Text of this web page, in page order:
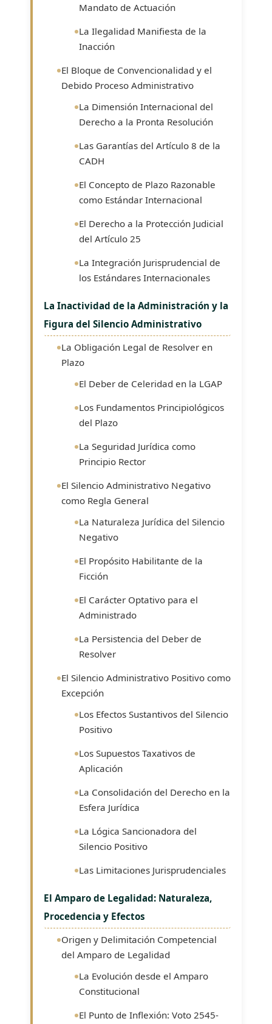
Mandato de Actuación
La Ilegalidad Manifiesta de la
Inacción
El Bloque de Convencionalidad y el
Debido Proceso Administrativo
La Dimensión Internacional del
Derecho a la Pronta Resolución
Las Garantías del Artículo 8 de la
CADH
El Concepto de Plazo Razonable
como Estándar Internacional
El Derecho a la Protección Judicial
del Artículo 25
La Integración Jurisprudencial de
los Estándares Internacionales
La Inactividad de la Administración y la
Figura del Silencio Administrativo
La Obligación Legal de Resolver en
Plazo
El Deber de Celeridad en la LGAP
Los Fundamentos Principiológicos
del Plazo
La Seguridad Jurídica como
Principio Rector
El Silencio Administrativo Negativo
como Regla General
La Naturaleza Jurídica del Silencio
Negativo
El Propósito Habilitante de la
Ficción
El Carácter Optativo para el
Administrado
La Persistencia del Deber de
Resolver
El Silencio Administrativo Positivo como
Excepción
Los Efectos Sustantivos del Silencio
Positivo
Los Supuestos Taxativos de
Aplicación
La Consolidación del Derecho en la
Esfera Jurídica
La Lógica Sancionadora del
Silencio Positivo
Las Limitaciones Jurisprudenciales
El Amparo de Legalidad: Naturaleza,
Procedencia y Efectos
Origen y Delimitación Competencial
del Amparo de Legalidad
La Evolución desde el Amparo
Constitucional
El Punto de Inflexión: Voto 2545-